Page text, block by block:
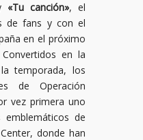
«Tu canción», el
de fans y con el
en el próximo
Convertidos en la
temporada, los
de Operación
vez primera uno
de
donde han